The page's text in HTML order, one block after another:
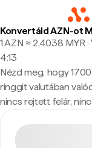
Konvertáld AZN-ot
1 AZN ≈ 2,4038 MYR
4:13
Nézd meg, hogy
ringgit valutában
nincs rejtett felár,